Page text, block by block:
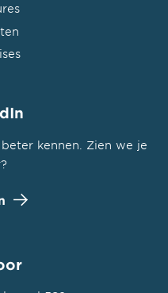
kennen. Zien we je